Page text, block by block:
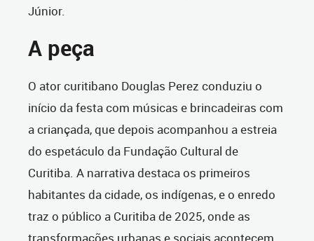
Júnior.
A peça
O ator curitibano Douglas Perez conduziu o
início da festa com músicas e brincadeiras com
a criançada, que depois acompanhou a estreia
do espetáculo da Fundação Cultural de
Curitiba. A narrativa destaca os primeiros
habitantes da cidade, os indígenas, e o enredo
traz o público a Curitiba de 2025, onde as